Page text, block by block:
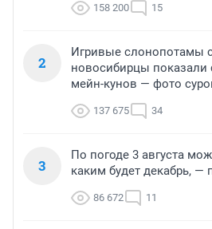
158 200 15
2
Игривые слонопотамы
новосибирцы показали
мейн-кунов — фото
137 675 34
3
По погоде 3 августа
каким будет декабрь, —
86 672 11